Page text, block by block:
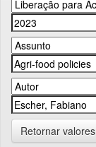
Retornar valores